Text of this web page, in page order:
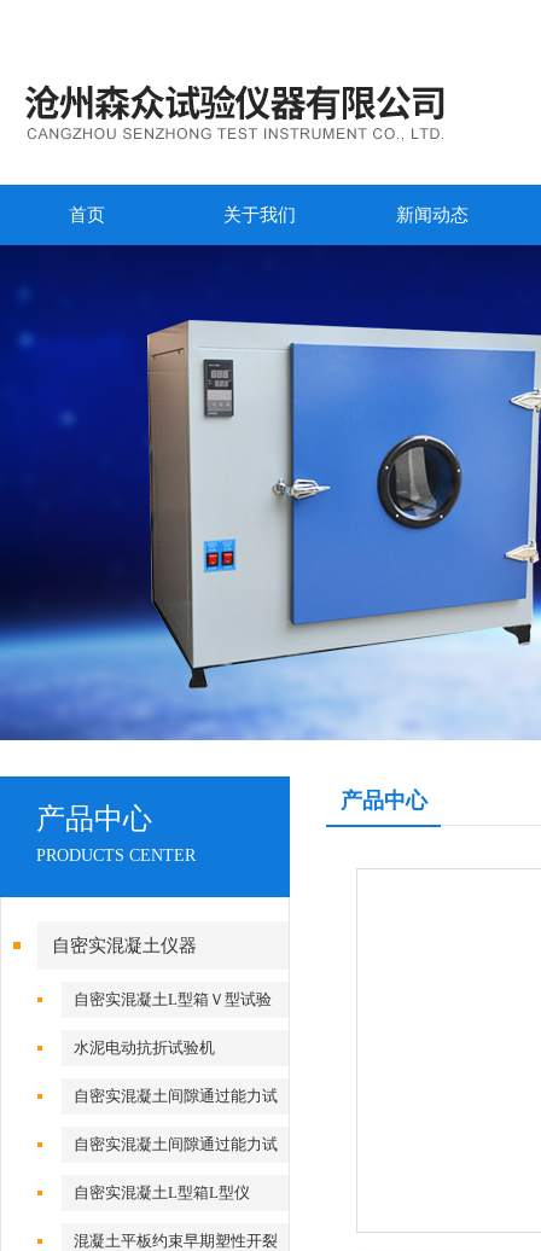
首页 关于我们 新闻动态
产品中心
PRODUCTS CENTER
自密实混凝土仪器
自密实混凝土L型箱Ｖ型试验
水泥电动抗折试验机
自密实混凝土间隙通过能力试
自密实混凝土间隙通过能力试
验J形环法
自密实混凝土L型箱L型仪
混凝土平板约束早期塑性开裂
产品中心